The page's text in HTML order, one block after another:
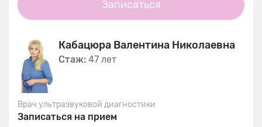
Записаться
Кабацюра Валентина Николаевна
Стаж: 47 лет
Врач ультразвуковой диагностики
Записаться на прием